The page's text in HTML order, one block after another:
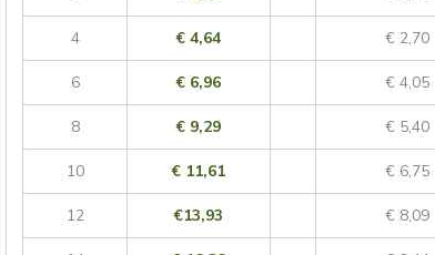
4 € 4,64 € 2,70
6 € 6,96 € 4,05
8 € 9,29 € 5,40
10 € 11,61 € 6,75
12 €13,93 € 8,09